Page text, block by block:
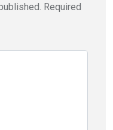
Required